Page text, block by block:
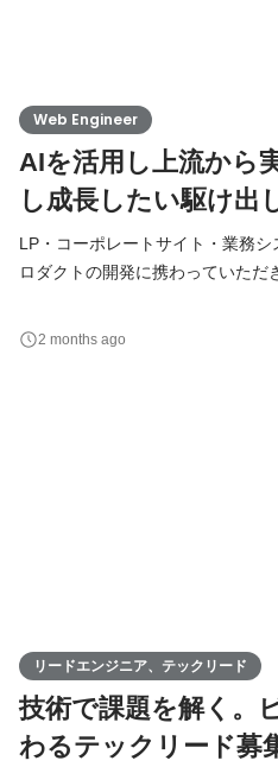
Web Engineer
AIを活用し上流から
し成長したい駆け出
LP・コーポレートサイト・業務
ロダクトの開発に携わっていただきます。 まずは実
す。経験やスキルレベルに応じて
ので、安心して挑戦できる環境
2 months ago
リードエンジニア、テックリード
技術で課題を解く。
わるテックリード募